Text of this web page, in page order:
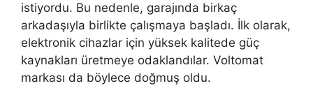
istiyordu. Bu nedenle, garajında birkaç
arkadaşıyla birlikte çalışmaya başladı. İlk olarak,
elektronik cihazlar için yüksek kalitede güç
kaynakları üretmeye odaklandılar. Voltomat
markası da böylece doğmuş oldu.